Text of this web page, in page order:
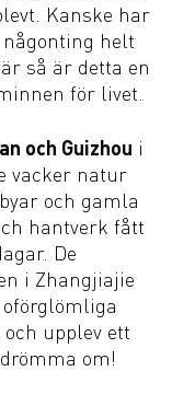
Kanske har
helt
så är detta en
för livet.
och Guizhou i
vacker natur
och gamla
hantverk fått
De
i Zhangjiajie
upplev ett
om!